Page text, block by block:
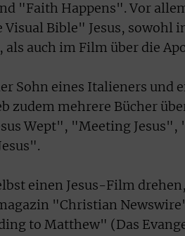
"Faith Happens". Vor
Visual Bible" Jesus, sowohl
als auch im Film über die
Sohn eines Italieners und
zudem mehrere Bücher
Wept", "Meeting
einen Jesus-Film
"Christian
to Matthew" (Das